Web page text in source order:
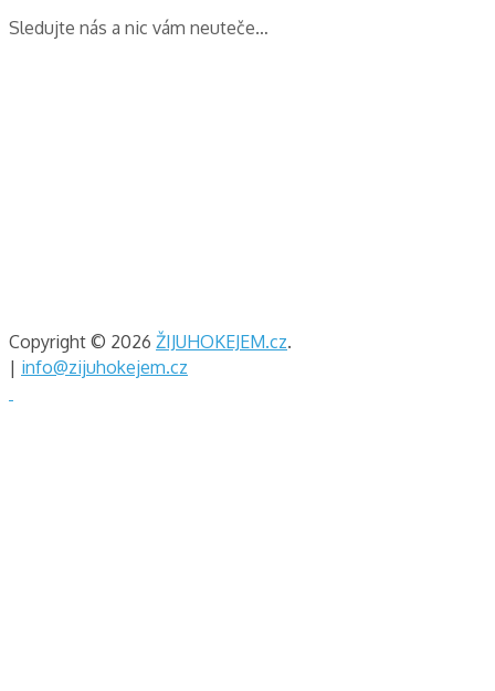
Sledujte nás a nic vám neuteče…
Copyright © 2026 ŽIJUHOKEJEM.cz.
| info@zijuhokejem.cz